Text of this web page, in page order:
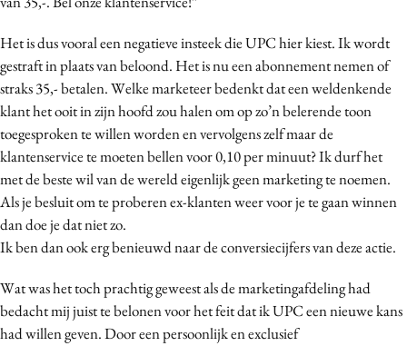
PR
Programmatic
Purpose Marketing
Reputatie & crisis
Het is dus vooral een negatieve insteek die UPC hier kiest. Ik wordt
gestraft in plaats van beloond. Het is nu een abonnement nemen of
straks 35,- betalen. Welke marketeer bedenkt dat een weldenkende
klant het ooit in zijn hoofd zou halen om op zo’n belerende toon
toegesproken te willen worden en vervolgens zelf maar de
klantenservice te moeten bellen voor 0,10 per minuut? Ik durf het
met de beste wil van de wereld eigenlijk geen marketing te noemen.
Als je besluit om te proberen ex-klanten weer voor je te gaan winnen
dan doe je dat niet zo.
Ik ben dan ook erg benieuwd naar de conversiecijfers van deze actie.
Wat was het toch prachtig geweest als de marketingafdeling had
bedacht mij juist te belonen voor het feit dat ik UPC een nieuwe kans
had willen geven. Door een persoonlijk en exclusief